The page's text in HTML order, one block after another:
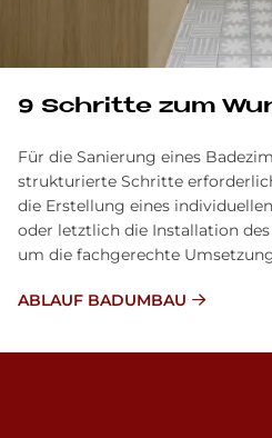
9 Schritte zum
Für die Sanierung eines
strukturierte Schritte
die Erstellung eines
oder letztlich die Installation
um die fachgerechte
ABLAUF BADUMBAU